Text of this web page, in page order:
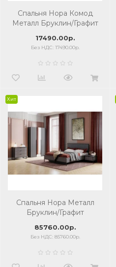
Спальня Нора Комод
Металл Бруклин/Графит
17490.00р.
Без НДС: 17490.00р.
Хит
Спальня Нора Металл
Бруклин/Графит
85760.00р.
Без НДС: 85760.00р.